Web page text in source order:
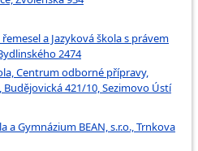
a Jazyková škola s právem
2474
Centrum odborné přípravy,
421/10, Sezimovo Ústí
Gymnázium BEAN, s.r.o., Trnkova